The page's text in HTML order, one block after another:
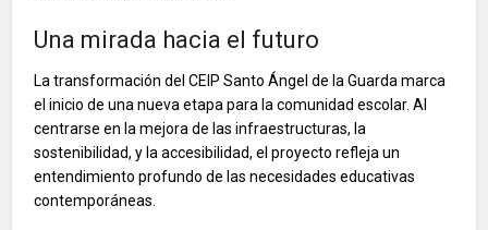
Una mirada hacia el futuro
La transformación del CEIP Santo Ángel de la Guarda marca
el inicio de una nueva etapa para la comunidad escolar. Al
centrarse en la mejora de las infraestructuras, la
sostenibilidad, y la accesibilidad, el proyecto refleja un
entendimiento profundo de las necesidades educativas
contemporáneas.